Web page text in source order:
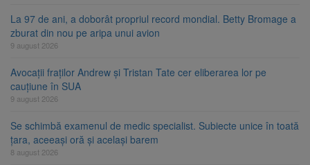
La 97 de ani, a doborât propriul record mondial. Betty Bromage a
zburat din nou pe aripa unui avion
9 august 2026
Avocații fraților Andrew și Tristan Tate cer eliberarea lor pe
cauțiune în SUA
9 august 2026
Se schimbă examenul de medic specialist. Subiecte unice în toată
țara, aceeași oră și același barem
8 august 2026